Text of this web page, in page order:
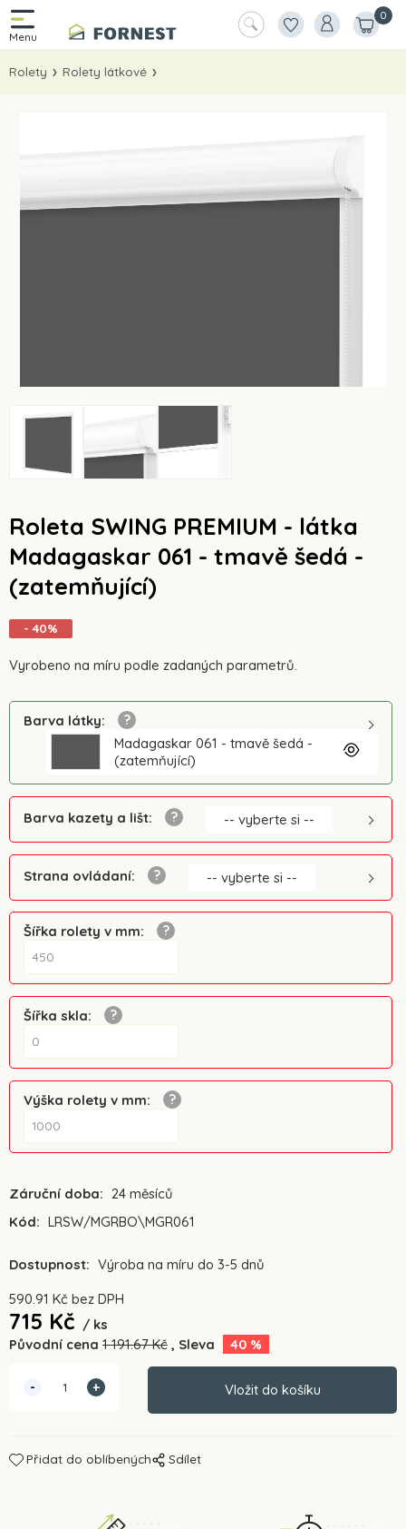
0
Rolety Rolety látkové
Roleta SWING PREMIUM - látka
Madagaskar 061 - tmavě šedá -
(zatemňující)
- 40%
Vyrobeno na míru podle zadaných parametrů.
Barva látky:
Madagaskar 061 - tmavě šedá -
(zatemňující)
Barva kazety a lišt: -- vyberte si --
Strana ovládaní: -- vyberte si --
Šířka rolety v mm:
Šířka skla:
Výška rolety v mm:
Záruční doba: 24 měsíců
Kód: LRSW/MGRBO\MGR061
Dostupnost: Výroba na míru do 3-5 dnů
590.91 Kč bez DPH
715 Kč
ks
Původní cena 1 191.67Kč Sleva 40 %
Přidat do oblíbených Sdílet